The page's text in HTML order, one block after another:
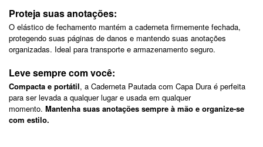
Proteja suas anotações:
O elástico de fechamento mantém a caderneta firmemente fechada,
protegendo suas páginas de danos e mantendo suas anotações
organizadas. Ideal para transporte e armazenamento seguro.
Leve sempre com você:
Compacta e portátil, a Caderneta Pautada com Capa Dura é perfeita
para ser levada a qualquer lugar e usada em qualquer
momento. Mantenha suas anotações sempre à mão e organize-se
com estilo.